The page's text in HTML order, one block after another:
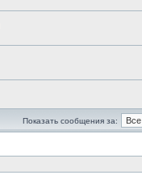
Показать сообщения за: